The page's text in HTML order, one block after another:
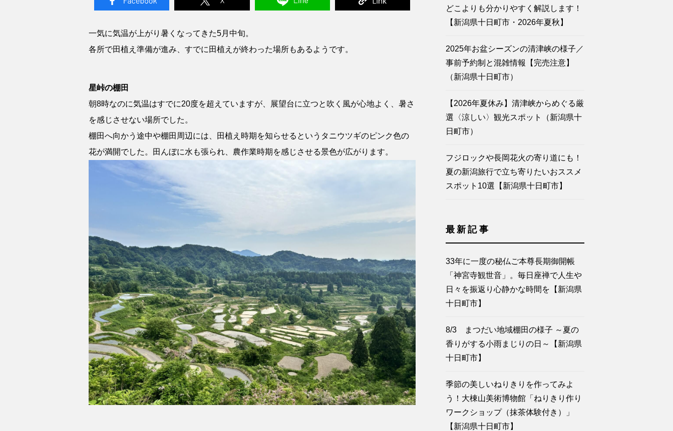
一気に気温が上がり暑くなってきた5月中旬。
各所で田植え準備が進み、すでに田植えが終わった場所もあるようです。
星峠の棚田
朝8時なのに気温はすでに20度を超えていますが、展望台に立つと吹く風が心地よく、暑さ
を感じさせない場所でした。
棚田へ向かう途中や棚田周辺には、田植え時期を知らせるというタニウツギのピンク色の
花が満開でした。田んぼに水も張られ、農作業時期を感じさせる景色が広がります。
どこよりも分かりやすく解説します！
【新潟県十日町市・2026年夏秋】
2025年お盆シーズンの清津峡の様子／
事前予約制と混雑情報【完売注意】
（新潟県十日町市）
【2026年夏休み】清津峡からめぐる厳
選〈涼しい〉観光スポット（新潟県十
日町市）
フジロックや長岡花火の寄り道にも！
夏の新潟旅行で立ち寄りたいおススメ
スポット10選【新潟県十日町市】
最新記事
33年に一度の秘仏ご本尊長期御開帳
「神宮寺観世音」。毎日座禅で人生や
日々を振返り心静かな時間を【新潟県
十日町市】
8/3 まつだい地域棚田の様子 ～夏の
香りがする小雨まじりの日～【新潟県
十日町市】
季節の美しいねりきりを作ってみよ
う！大棟山美術博物館「ねりきり作り
ワークショップ（抹茶体験付き）」
【新潟県十日町市】